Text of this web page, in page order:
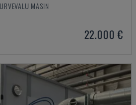
MASIN
22.000 €